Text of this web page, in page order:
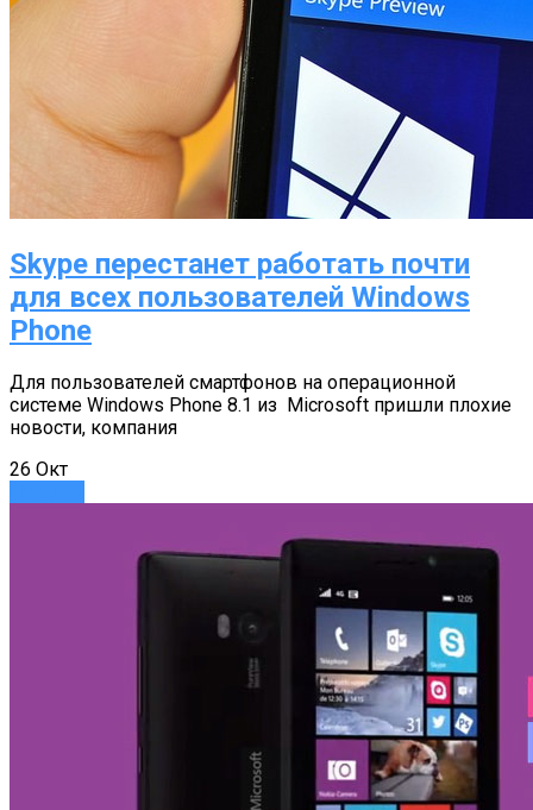
Skype перестанет работать почти
для всех пользователей Windows
Phone
Для пользователей смартфонов на операционной
системе Windows Phone 8.1 из Microsoft пришли плохие
новости, компания
26 Окт